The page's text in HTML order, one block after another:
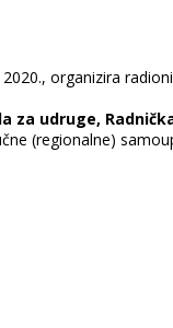
organizira
za udruge,
(regionalne)